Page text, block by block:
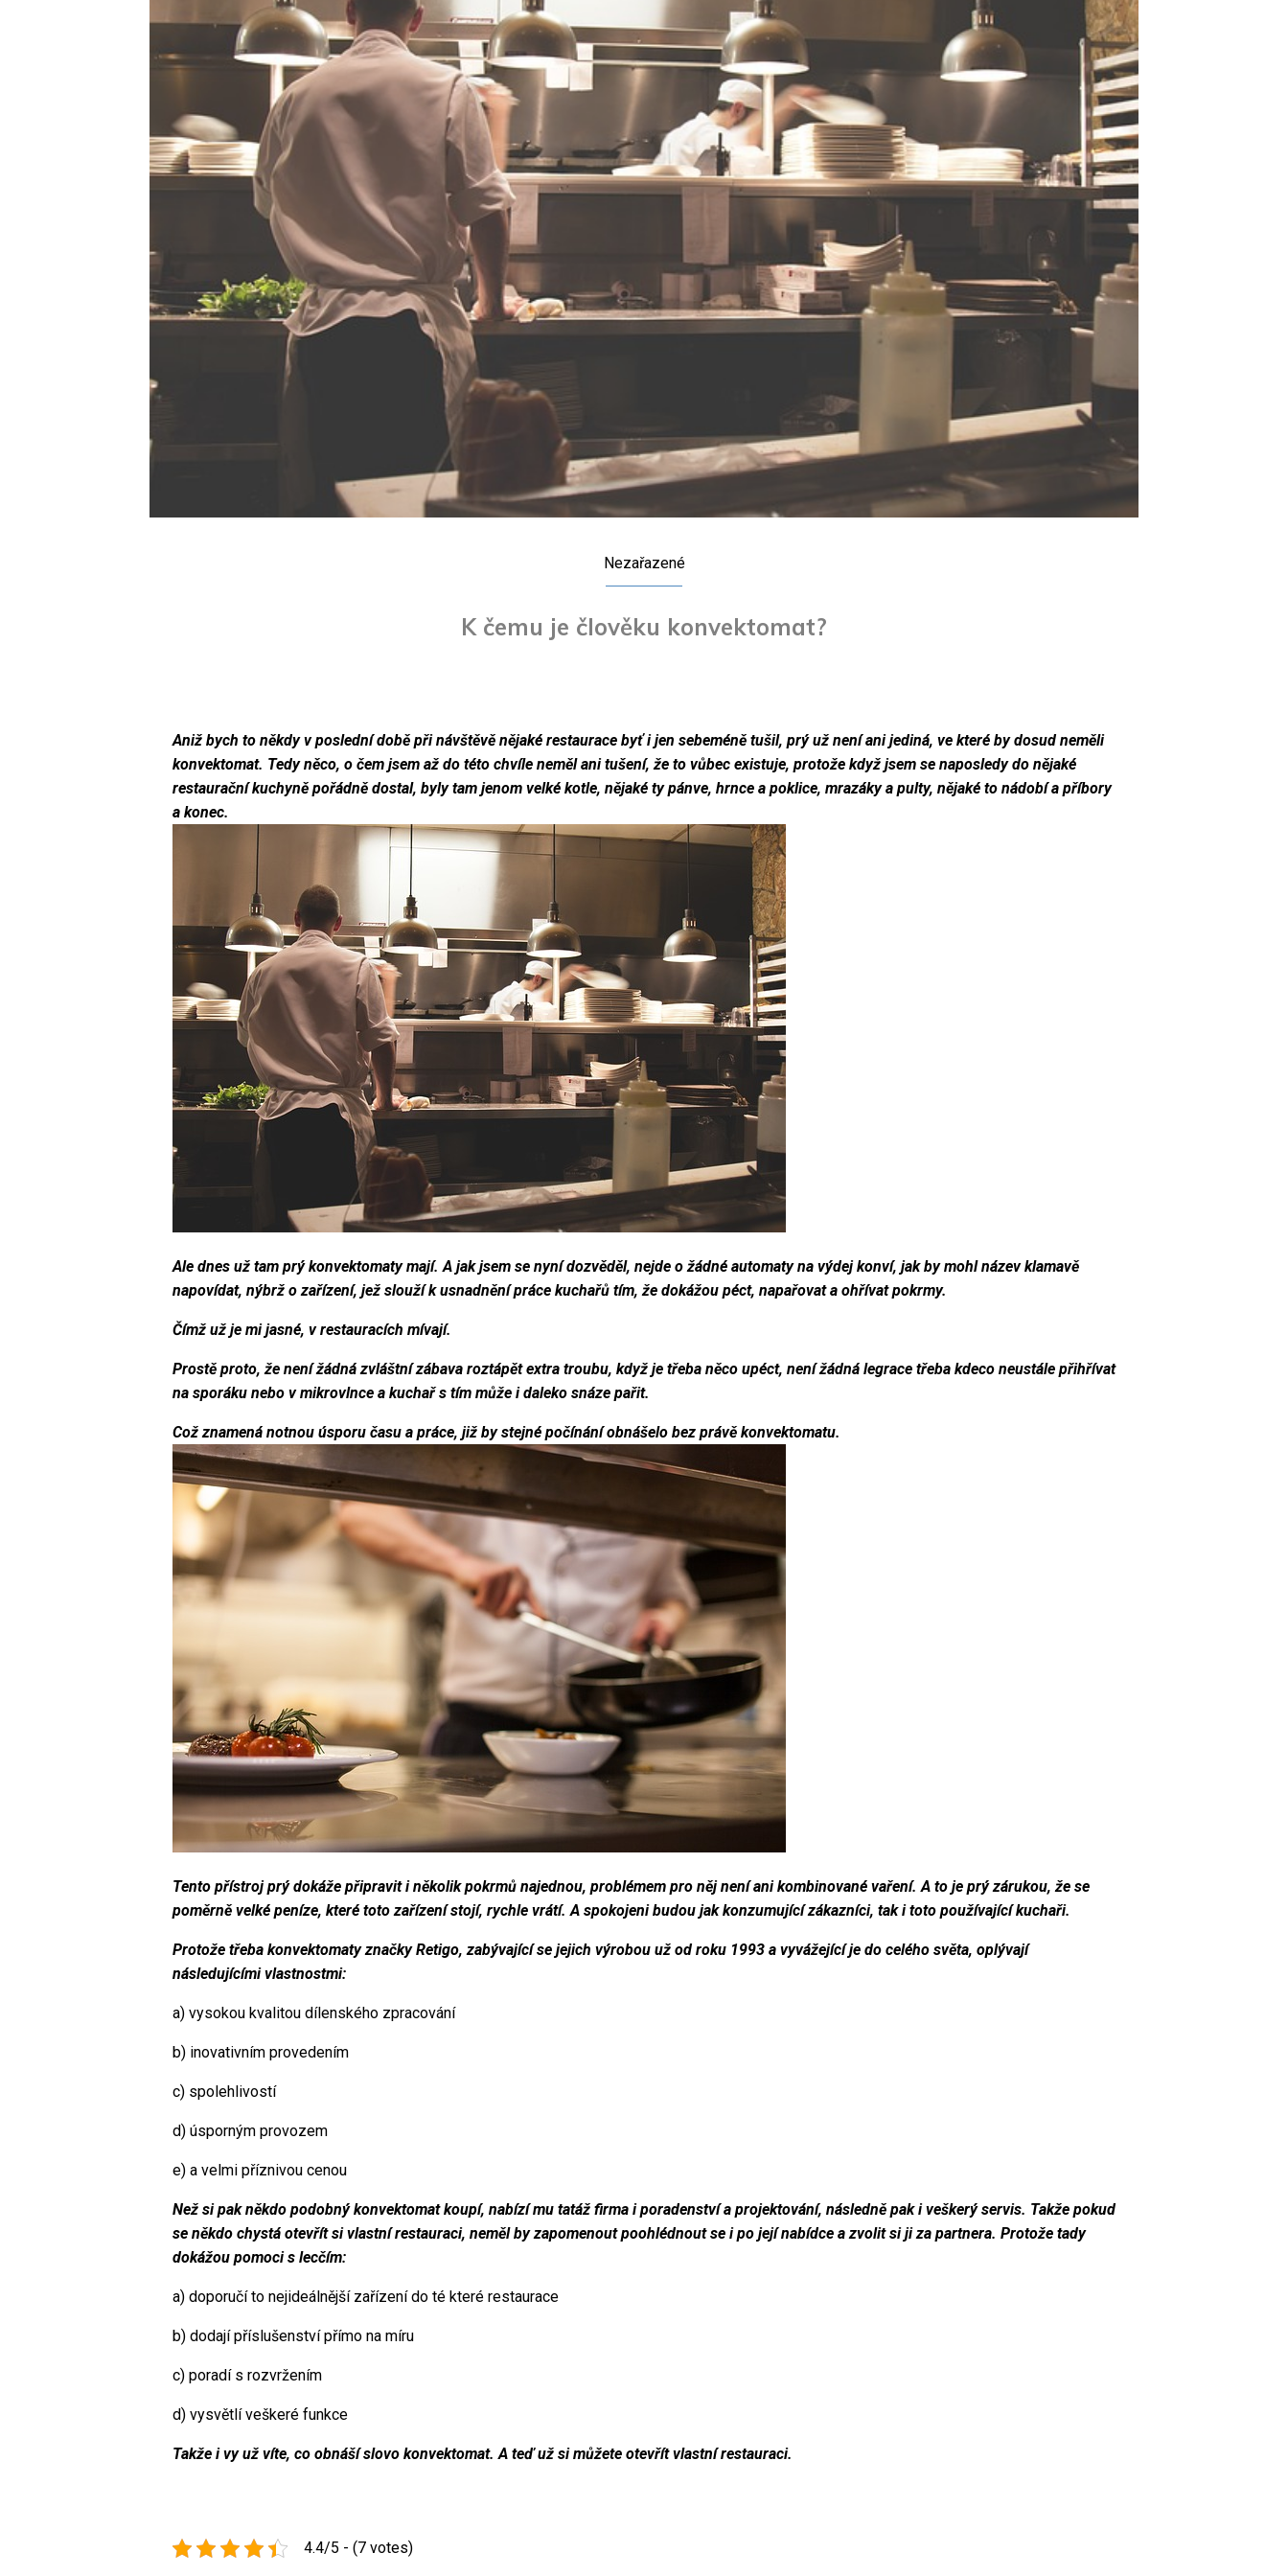
Nezařazené
K čemu je člověku konvektomat?
Aniž bych to někdy v poslední době při návštěvě nějaké restaurace byť i jen sebeméně tušil, prý už není ani jediná, ve které by dosud neměli
konvektomat. Tedy něco, o čem jsem až do této chvíle neměl ani tušení, že to vůbec existuje, protože když jsem se naposledy do nějaké
restaurační kuchyně pořádně dostal, byly tam jenom velké kotle, nějaké ty pánve, hrnce a poklice, mrazáky a pulty, nějaké to nádobí a příbory
a konec.
Ale dnes už tam prý konvektomaty mají. A jak jsem se nyní dozvěděl, nejde o žádné automaty na výdej konví, jak by mohl název klamavě
napovídat, nýbrž o zařízení, jež slouží k usnadnění práce kuchařů tím, že dokážou péct, napařovat a ohřívat pokrmy.
Čímž už je mi jasné, v restauracích mívají.
Prostě proto, že není žádná zvláštní zábava roztápět extra troubu, když je třeba něco upéct, není žádná legrace třeba kdeco neustále přihřívat
na sporáku nebo v mikrovlnce a kuchař s tím může i daleko snáze pařit.
Což znamená notnou úsporu času a práce, již by stejné počínání obnášelo bez právě konvektomatu.
Tento přístroj prý dokáže připravit i několik pokrmů najednou, problémem pro něj není ani kombinované vaření. A to je prý zárukou, že se
poměrně velké peníze, které toto zařízení stojí, rychle vrátí. A spokojeni budou jak konzumující zákazníci, tak i toto používající kuchaři.
Protože třeba konvektomaty značky Retigo, zabývající se jejich výrobou už od roku 1993 a vyvážející je do celého světa, oplývají
následujícími vlastnostmi:
a) vysokou kvalitou dílenského zpracování
b) inovativním provedením
c) spolehlivostí
d) úsporným provozem
e) a velmi příznivou cenou
Než si pak někdo podobný konvektomat koupí, nabízí mu tatáž firma i poradenství a projektování, následně pak i veškerý servis. Takže pokud
se někdo chystá otevřít si vlastní restauraci, neměl by zapomenout poohlédnout se i po její nabídce a zvolit si ji za partnera. Protože tady
dokážou pomoci s lecčím:
a) doporučí to nejideálnější zařízení do té které restaurace
b) dodají příslušenství přímo na míru
c) poradí s rozvržením
d) vysvětlí veškeré funkce
Takže i vy už víte, co obnáší slovo konvektomat. A teď už si můžete otevřít vlastní restauraci.
4.4/5 - (7 votes)